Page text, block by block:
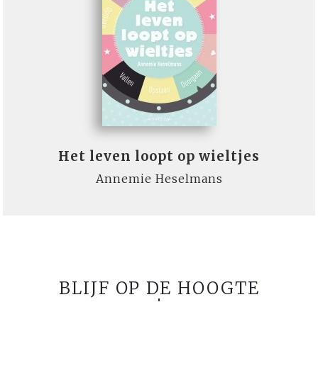
Het leven loopt op wieltjes
Annemie Heselmans
BLIJF OP DE HOOGTE